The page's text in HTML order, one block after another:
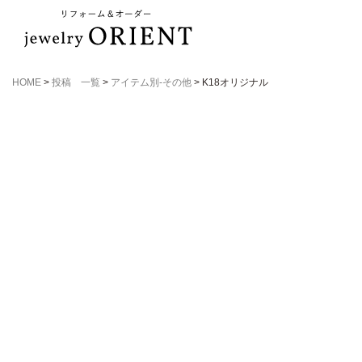
HOME > 投稿 一覧 > アイテム別-その他 > K18オリジナル